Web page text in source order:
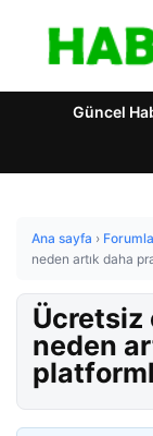
Güncel
Ana sayfa ›
neden artık daha
Ücretsiz
neden